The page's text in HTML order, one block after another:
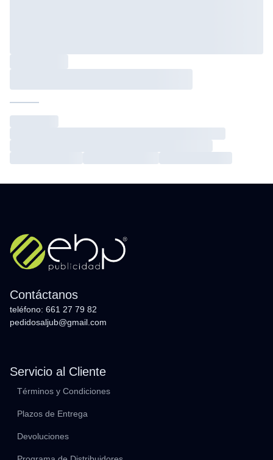
Contáctanos
teléfono: 661 27 79 82
pedidosaljub@gmail.com
Servicio al Cliente
Términos y Condiciones
Plazos de Entrega
Devoluciones